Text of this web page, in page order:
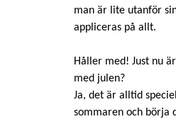
man är lite utanför
appliceras på allt.
Håller med! Just nu
med julen?
Ja, det är alltid
sommaren och börja